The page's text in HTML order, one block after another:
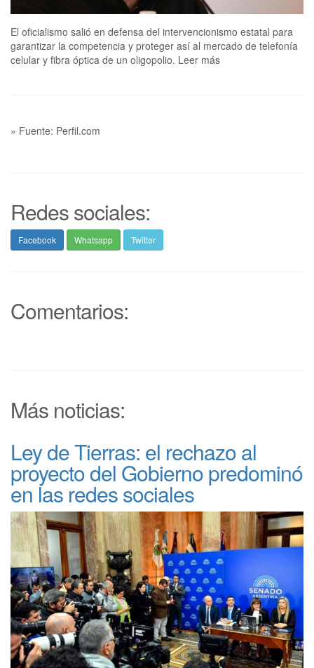
El oficialismo salió en defensa del intervencionismo estatal para
garantizar la competencia y proteger así al mercado de telefonía
celular y fibra óptica de un oligopolio. Leer más
» Fuente: Perfil.com
Redes sociales:
Facebook Whatsapp Twitter
Comentarios:
Más noticias:
Ley de Tierras: el rechazo al
proyecto del Gobierno predominó
en las redes sociales